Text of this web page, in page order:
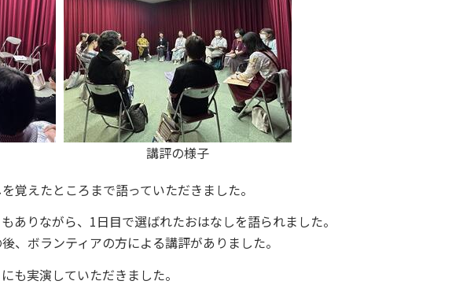
講評の様子
覚えたところまで語っていただきました。
ありながら、1⽇⽬で選ばれたおはなしを語られました。
、ボランティアの⽅による講評がありました。
も実演していただきました。